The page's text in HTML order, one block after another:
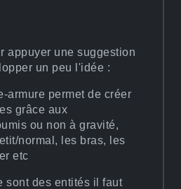
appuyer une suggestion
un peu l'idée :
armure permet de créer
grâce aux
ou non à gravité,
normal, les bras, les
etc
sont des entités il faut